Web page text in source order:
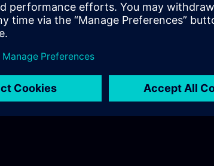
Email:info@hotelresidenz-nes.de
97702 Munnerstadt
Tel.-Nr.: 09733 - 81330
info@hotel-tilman.de